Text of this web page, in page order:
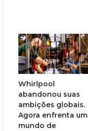
Whirlpool
abandonou suas
ambições globais.
Agora enfrenta um
mundo de